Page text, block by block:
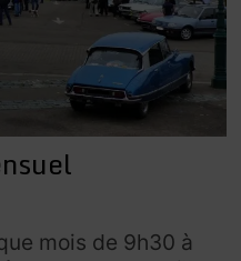
mois de 9h30 à